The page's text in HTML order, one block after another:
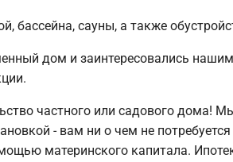
бассейна, сауны, а также
дом и заинтересовались
частного или садового дома!
- вам ни о чем не
материнского капитала.